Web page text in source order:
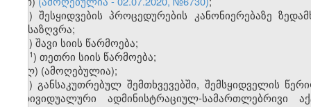
ი) შესყიდვების პროცედურების კანონიერებაზე
განსაზღვრა;
კ) შავი სიის წარმოება;
​1) თეთრი სიის წარმოება;
ლ) (ამოღებულია);
მ) განსაკუთრებულ შემთხვევებში, შემსყიდველის
ინდივიდუალური ადმინისტრაციულ-სამართლებრივი